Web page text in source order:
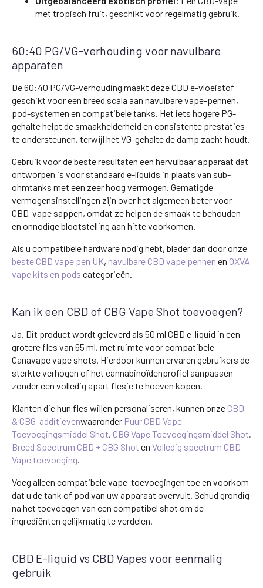
met tropisch fruit, geschikt voor regelmatig gebruik.
60:40 PG/VG-verhouding voor navulbare
apparaten
De 60:40 PG/VG-verhouding maakt deze CBD e-vloeistof
geschikt voor een breed scala aan navulbare vape-pennen,
pod-systemen en compatibele tanks. Het iets hogere PG-
gehalte helpt de smaakhelderheid en consistente prestaties
te ondersteunen, terwijl het VG-gehalte de damp zacht houdt.
Gebruik voor de beste resultaten een hervulbaar apparaat dat
ontworpen is voor standaard e-liquids in plaats van sub-
ohmtanks met een zeer hoog vermogen. Gematigde
vermogensinstellingen zijn over het algemeen beter voor
CBD-vape sappen, omdat ze helpen de smaak te behouden
en onnodige blootstelling aan hitte voorkomen.
Als u compatibele hardware nodig hebt, blader dan door onze
beste CBD vape pen UK, navulbare CBD vape pennen en OXVA
vape kits en pods categorieën.
Kan ik een CBD of CBG Vape Shot toevoegen?
Ja. Dit product wordt geleverd als 50 ml CBD e-liquid in een
grotere fles van 65 ml, met ruimte voor compatibele
Canavape vape shots. Hierdoor kunnen ervaren gebruikers de
sterkte verhogen of het cannabinoïdenprofiel aanpassen
zonder een volledig apart flesje te hoeven kopen.
Klanten die hun fles willen personaliseren, kunnen onze CBD-
& CBG-additievenwaaronder Puur CBD Vape
Toevoegingsmiddel Shot, CBG Vape Toevoegingsmiddel Shot,
Breed Spectrum CBD + CBG Shot en Volledig spectrum CBD
Vape toevoeging
Voeg alleen compatibele vape-toevoegingen toe en voorkom
dat u de tank of pod van uw apparaat overvult. Schud grondig
na het toevoegen van een compatibel shot om de
ingrediënten gelijkmatig te verdelen.
CBD E-liquid vs CBD Vapes voor eenmalig
gebruik